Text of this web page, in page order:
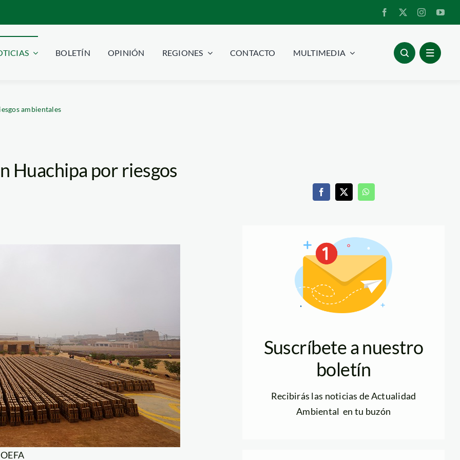
BOLETÍN OPINIÓN REGIONES CONTACTO MULTIMEDIA
ambientales
Huachipa por riesgos
Suscríbete a nuestro
boletín
Recibirás las noticias de Actualidad
Ambiental en tu buzón